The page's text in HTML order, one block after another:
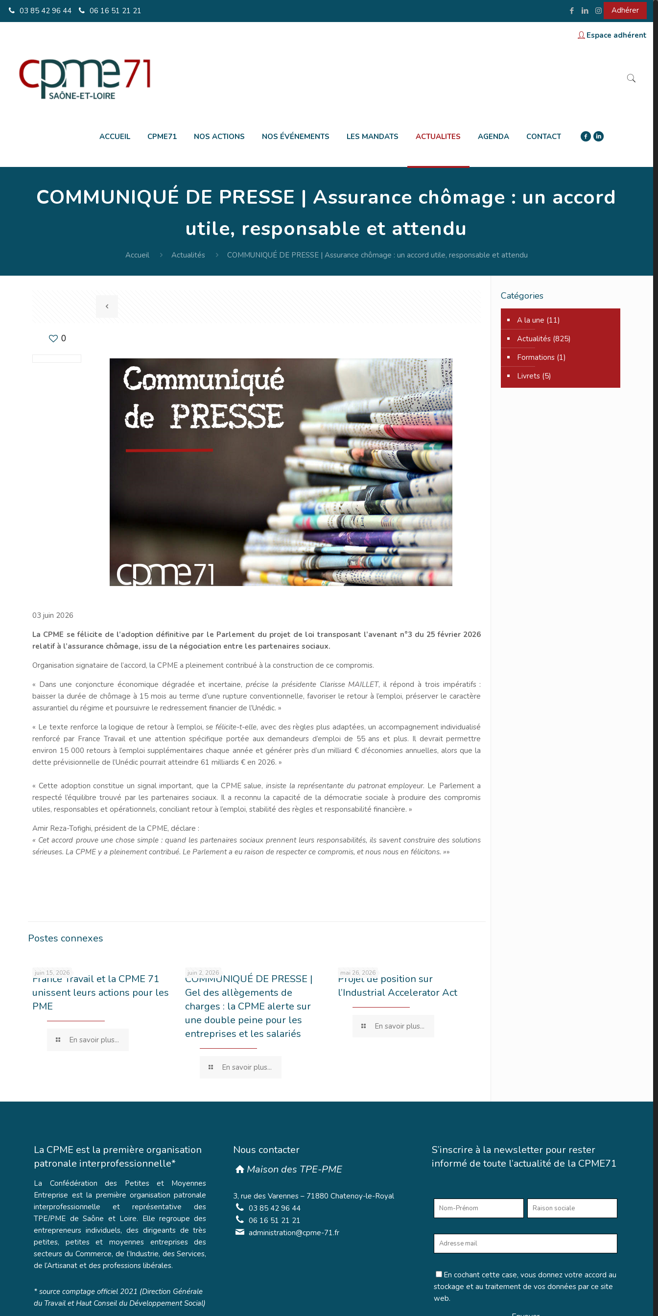
03 85 42 96 44 06 16 51 21 21 Adhérer
Espace adhérent
ACCUEIL CPME71 NOS ACTIONS NOS ÉVÉNEMENTS LES MANDATS ACTUALITES AGENDA CONTACT
COMMUNIQUÉ DE PRESSE | Assurance chômage : un accord
utile, responsable et attendu
Accueil Actualités COMMUNIQUÉ DE PRESSE | Assurance chômage : un accord utile, responsable et attendu
0
03 juin 2026
La CPME se félicite de l’adoption définitive par le Parlement du projet de loi transposant l’avenant n°3 du 25 février 2026
relatif à l’assurance chômage, issu de la négociation entre les partenaires sociaux.
Organisation signataire de l’accord, la CPME a pleinement contribué à la construction de ce compromis.
« Dans une conjoncture économique dégradée et incertaine,précise la présidente Clarisse MAILLET, il répond à trois impératifs :
baisser la durée de chômage à 15 mois au terme d’une rupture conventionnelle, favoriser le retour à l’emploi, préserver le caractère
assurantiel du régime et poursuivre le redressement financier de l’Unédic. »
« Le texte renforce la logique de retour à l’emploi,se félicite-t-elle, avec des règles plus adaptées, un accompagnement individualisé
renforcé par France Travail et une attention spécifique portée aux demandeurs d’emploi de 55 ans et plus. Il devrait permettre
environ 15 000 retours à l’emploi supplémentaires chaque année et générer près d’un milliard € d’économies annuelles, alors que la
dette prévisionnelle de l’Unédic pourrait atteindre 61 milliards € en 2026. »
« Cette adoption constitue un signal important, que la CPME salue, insiste la représentante du patronat employeur. Le Parlement a
respecté l’équilibre trouvé par les partenaires sociaux. Il a reconnu la capacité de la démocratie sociale à produire des compromis
utiles, responsables et opérationnels, conciliant retour à l’emploi, stabilité des règles et responsabilité financière. »
Amir Reza-Tofighi, président de la CPME, déclare :
« Cet accord prouve une chose simple : quand les partenaires sociaux prennent leurs responsabilités, ils savent construire des solutions
sérieuses. La CPME y a pleinement contribué. Le Parlement a eu raison de respecter ce compromis, et nous nous en félicitons. »»
Postes connexes
juin 15, 2026
France Travail et la CPME 71
unissent leurs actions pour les
PME
En savoir plus...
juin 2, 2026
COMMUNIQUÉ DE PRESSE |
Gel des allègements de
charges : la CPME alerte sur
une double peine pour les
entreprises et les salariés
En savoir plus...
mai 26, 2026
Projet de position sur
l’Industrial Accelerator Act
En savoir plus...
Catégories
A la une (11)
Actualités(825)
Formations(1)
Livrets(5)
La CPME est la première organisation
patronale interprofessionnelle*
La Confédération des Petites et Moyennes
Entreprise est la première organisation patronale
interprofessionnelle et représentative des
TPE/PME de Saône et Loire. Elle regroupe des
entrepreneurs individuels, des dirigeants de très
petites, petites et moyennes entreprises des
secteurs du Commerce, de l’Industrie, des Services,
de l’Artisanat et des professions libérales.
* source comptage officiel 2021 (Direction Générale
du Travail et Haut Conseil du Développement Social)
Nous contacter
Maison des TPE-PME
3, rue des Varennes – 71880 Chatenoy-le-Royal
03 85 42 96 44
06 16 51 21 21
administration@cpme-71.fr
S’inscrire à la newsletter pour rester
informé de toute l’actualité de la CPME71
En cochant cette case, vous donnez votre accord au
stockage et au traitement de vos données par ce site
web.